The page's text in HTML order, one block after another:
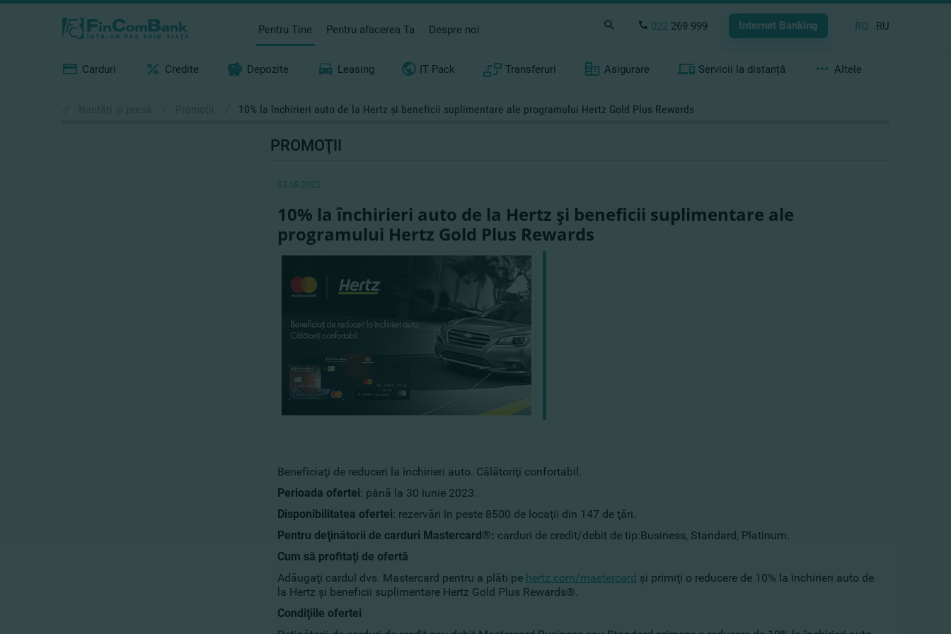
Pentru Tine Pentru afacerea Ta Despre noi 022 269 999 Internet Banking RO RU
Carduri Credite Depozite Leasing IT Pack Transferuri Asigurare Servicii la distanță Altele
10% la închirieri auto de la Hertz şi beneficii suplimentare ale programului Hertz Gold Plus Rewards
PROMOŢII
03.08.2022
10% la închirieri auto de la Hertz şi beneficii suplimentare ale
programului Hertz Gold Plus Rewards
Beneficiaţi de reduceri la închirieri auto. Călătoriţi confortabil.
Perioada ofertei: până la 30 iunie 2023.
Disponibilitatea ofertei: rezervări în peste 8500 de locaţii din 147 de ţări.
Pentru deţinătorii de carduri Mastercard®: carduri de credit/debit de tip:Business, Standard, Platinum.
Cum să profitaţi de ofertă
Adăugaţi cardul dvs. Mastercard pentru a plăti pe hertz.com/mastercard şi primiţi o reducere de 10% la închirieri auto de
la Hertz şi beneficii suplimentare Hertz Gold Plus Rewards®.
Condiţiile ofertei